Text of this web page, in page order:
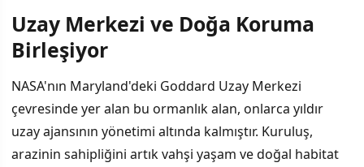
İÇINDEKILER
2026'da Formal Geçiş Başlayacak
Uzay Merkezi ve Doğa Koruma
Birleşiyor
NASA'nın Maryland'deki Goddard Uzay Merkezi
çevresinde yer alan bu ormanlık alan, onlarca yıldır
uzay ajansının yönetimi altında kalmıştır. Kuruluş,
arazinin sahipliğini artık vahşi yaşam ve doğal habitat